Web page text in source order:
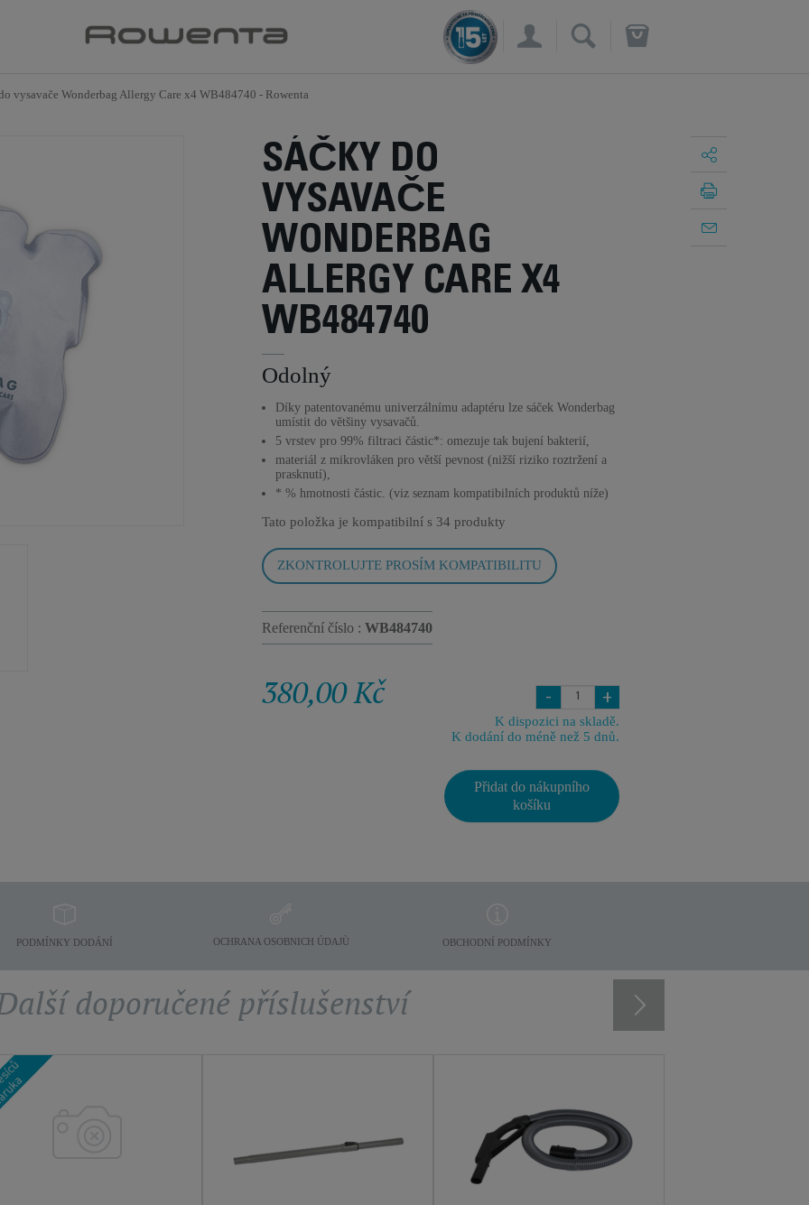
×
vysavače Wonderbag Allergy Care x4 WB484740 - Rowenta
SÁČKY DO
VYSAVAČE
WONDERBAG
ALLERGY CARE X4
WB484740
Odolný
Díky patentovanému univerzálnímu adaptéru lze sáček Wonderbag
umístit do většiny vysavačů.
5 vrstev pro 99% filtraci částic*: omezuje tak bujení bakterií,
materiál z mikrovláken pro větší pevnost (nižší riziko roztržení a
prasknutí),
* % hmotnosti částic. (viz seznam kompatibilních produktů níže)
Tato položka je kompatibilní s 34 produkty
ZKONTROLUJTE PROSÍM KOMPATIBILITU
Referenční číslo : WB484740
380,00 Kč - +
K dispozici na skladě.
K dodání do méně než 5 dnů.
Přidat do nákupního
košíku
PODMÍNKY DODÁNÍ OCHRANA OSOBNICH ÚDAJÙ OBCHODNÍ PODMÍNKY
doporučené příslušenství